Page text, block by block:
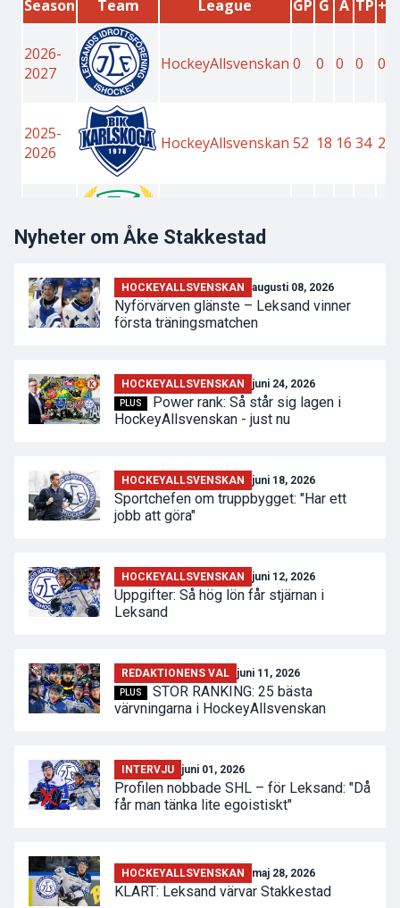
Nyheter om Åke Stakkestad
HOCKEYALLSVENSKAN augusti 08, 2026
Nyförvärven glänste – Leksand vinner
första träningsmatchen
HOCKEYALLSVENSKAN juni 24, 2026
PLUS
Power rank: Så står sig lagen i
HockeyAllsvenskan - just nu
HOCKEYALLSVENSKAN juni 18, 2026
Sportchefen om truppbygget: "Har ett
jobb att göra"
HOCKEYALLSVENSKAN juni 12, 2026
Uppgifter: Så hög lön får stjärnan i
Leksand
REDAKTIONENS VAL juni 11, 2026
PLUS
STOR RANKING: 25 bästa
värvningarna i HockeyAllsvenskan
INTERVJU juni 01, 2026
Profilen nobbade SHL – för Leksand: "Då
får man tänka lite egoistiskt"
HOCKEYALLSVENSKAN maj 28, 2026
KLART: Leksand värvar Stakkestad